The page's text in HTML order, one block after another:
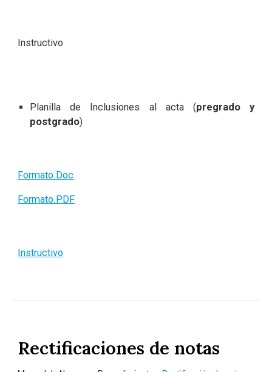
Instructivo
Planilla de Inclusiones al acta (pregrado y
postgrado)
Formato.Doc
Formato.PDF
Instructivo
Rectificaciones de notas